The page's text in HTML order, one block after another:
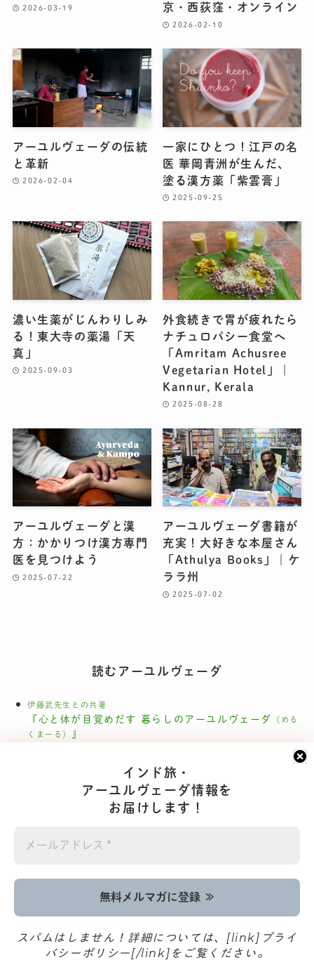
インド旅・
アーユルヴェーダ情報を
お届けします！
スパムはしません！詳細については、[link]プライ
バシーポリシー[/link]をご覧ください。
2026-03-19
京・西荻窪・オンライン
2026-02-10
アーユルヴェーダの伝統
と革新
2026-02-04
一家にひとつ！江戸の名
医 華岡青洲が生んだ、
塗る漢方薬「紫雲膏」
2025-09-25
濃い生薬がじんわりしみ
る！東大寺の薬湯「天
真」
2025-09-03
外食続きで胃が疲れたら
ナチュロパシー食堂へ
「Amritam Achusree
Vegetarian Hotel」｜
Kannur, Kerala
2025-08-28
アーユルヴェーダと漢
方：かかりつけ漢方専門
医を見つけよう
2025-07-22
アーユルヴェーダ書籍が
充実！大好きな本屋さん
「Athulya Books」｜ケ
ララ州
2025-07-02
読むアーユルヴェーダ
伊藤武先生との共著
『心と体が目覚めだす 暮らしのアーユルヴェーダ
（める
くまーる）
』
『暮らしのアーユルヴェーダ（インド号）
編
（AROUND INDIA）
J-WAVE ポッドキャスト「バイブス人類学 #70」